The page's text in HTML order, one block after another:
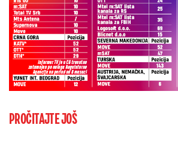
PROČITAJTE JOŠ